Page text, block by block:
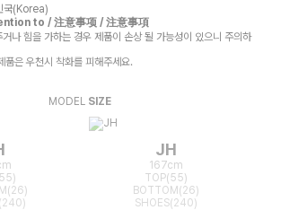
국(Korea)
to / 注意事项 / 注意事項
나 힘을 가하는 경우 제품이 손상 될 가능성이 있으니 주의하
품은 우천시 착화를 피해주세요.
MODEL SIZE
JH
167cm
TOP(55)
BOTTOM(26)
SHOES(240)